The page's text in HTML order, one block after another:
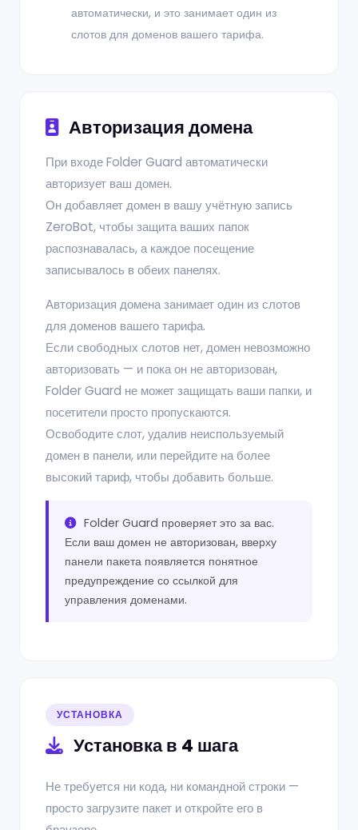
автоматически, и это занимает один из
слотов для доменов вашего тарифа.
Авторизация домена
При входе Folder Guard автоматически
авторизует ваш домен.
Он добавляет домен в вашу учётную запись
ZeroBot, чтобы защита ваших папок
распознавалась, а каждое посещение
записывалось в обеих панелях.
Авторизация домена занимает один из слотов
для доменов вашего тарифа.
Если свободных слотов нет, домен невозможно
авторизовать — и пока он не авторизован,
Folder Guard не может защищать ваши папки, и
посетители просто пропускаются.
Освободите слот, удалив неиспользуемый
домен в панели, или перейдите на более
высокий тариф, чтобы добавить больше.
Folder Guard проверяет это за вас.
Если ваш домен не авторизован, вверху
панели пакета появляется понятное
предупреждение со ссылкой для
управления доменами.
УСТАНОВКА
Установка в 4 шага
Не требуется ни кода, ни командной строки —
просто загрузите пакет и откройте его в